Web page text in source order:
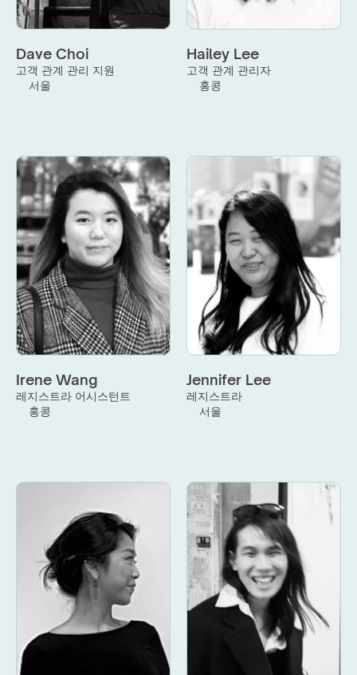
Dave Choi
고객 관계 관리 지원
서울
Hailey Lee
고객 관계 관리자
홍콩
Irene Wang
레지스트라 어시스턴트
홍콩
Jennifer Lee
레지스트라
서울